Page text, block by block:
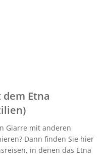
Etna
Giarre mit anderen
Dann finden Sie hier
in denen das Etna